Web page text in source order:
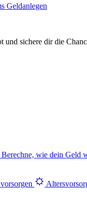
Geldanlegen
und sichere dir die
Berechne, wie dein Geld